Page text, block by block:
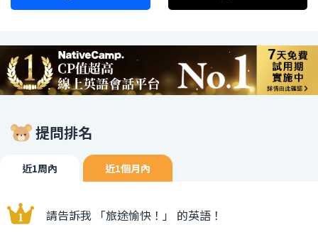
提問排名
近1周內 近1個月內
請告訴我 「旅途愉快！」 的英語！